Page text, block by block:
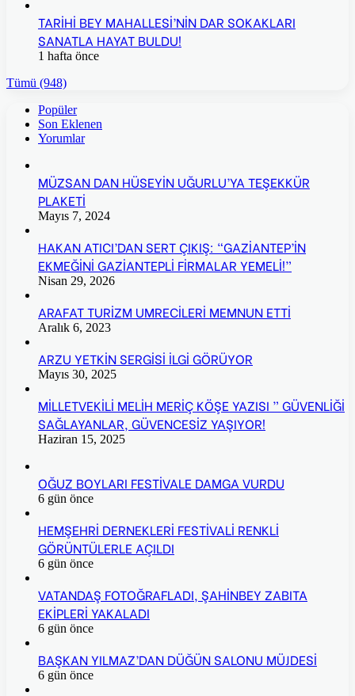
TARİHİ BEY MAHALLESİ’NİN DAR SOKAKLARI
SANATLA HAYAT BULDU!
1 hafta önce
Tümü (948)
Popüler
Son Eklenen
Yorumlar
MÜZSAN DAN HÜSEYİN UĞURLU’YA TEŞEKKÜR
PLAKETİ
Mayıs 7, 2024
HAKAN ATICI’DAN SERT ÇIKIŞ: “GAZİANTEP’İN
EKMEĞİNİ GAZİANTEPLİ FİRMALAR YEMELİ!”
Nisan 29, 2026
ARAFAT TURİZM UMRECİLERİ MEMNUN ETTİ
Aralık 6, 2023
ARZU YETKİN SERGİSİ İLGİ GÖRÜYOR
Mayıs 30, 2025
MİLLETVEKİLİ MELİH MERİÇ KÖŞE YAZISI ” GÜVENLİĞİ
SAĞLAYANLAR, GÜVENCESİZ YAŞIYOR!
Haziran 15, 2025
OĞUZ BOYLARI FESTİVALE DAMGA VURDU
6 gün önce
HEMŞEHRİ DERNEKLERİ FESTİVALİ RENKLİ
GÖRÜNTÜLERLE AÇILDI
6 gün önce
VATANDAŞ FOTOĞRAFLADI, ŞAHİNBEY ZABITA
EKİPLERİ YAKALADI
6 gün önce
BAŞKAN YILMAZ’DAN DÜĞÜN SALONU MÜJDESİ
6 gün önce